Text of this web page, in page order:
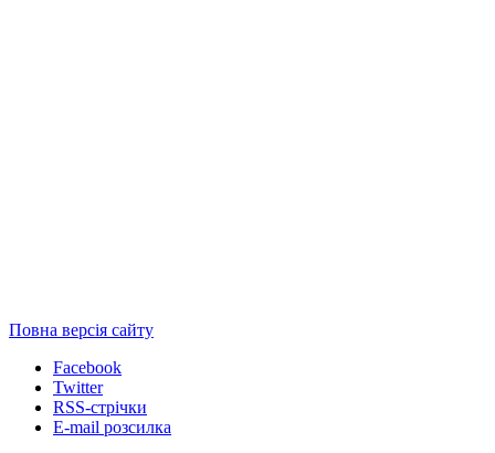
Повна версія сайту
Facebook
Twitter
RSS-стрічки
E-mail розсилка